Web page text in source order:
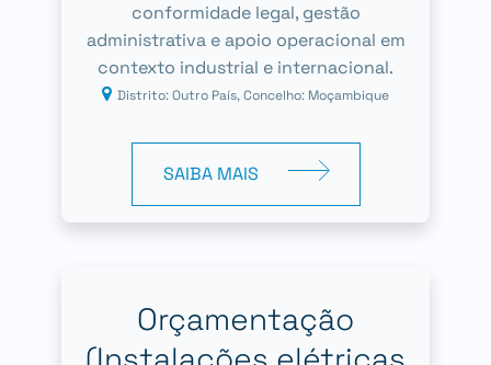
conformidade legal, gestão
administrativa e apoio operacional em
contexto industrial e internacional.
Distrito: Outro País, Concelho: Moçambique
SAIBA MAIS
Orçamentação